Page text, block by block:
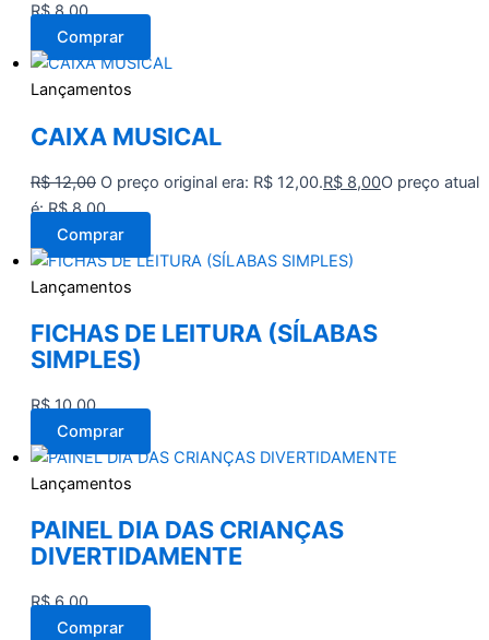
R$8,00
Comprar
Lançamentos
CAIXA MUSICAL
R$12,00 O preço original era: R$ 12,00.R$ 8,00O preço atual
é: R$ 8,00.
Comprar
Lançamentos
FICHAS DE LEITURA (SÍLABAS
SIMPLES)
R$10,00
Comprar
Lançamentos
PAINEL DIA DAS CRIANÇAS
DIVERTIDAMENTE
R$6,00
Comprar